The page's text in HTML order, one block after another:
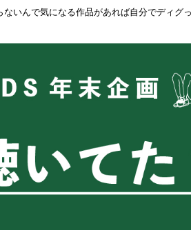
いんで気になる作品があれば自分でディグ